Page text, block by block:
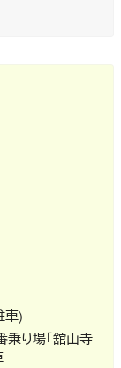
車)
乗り場「舘山寺